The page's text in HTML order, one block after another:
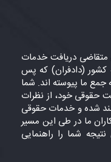
متقاضی دریافت خدمات
کشور (دادفران) که پس
ما پیوسته اند. شما
حقوقی خود، از نظرات
مند شده و خدمات حقوقی
ما در طی این مسیر
شما را راهنمایی